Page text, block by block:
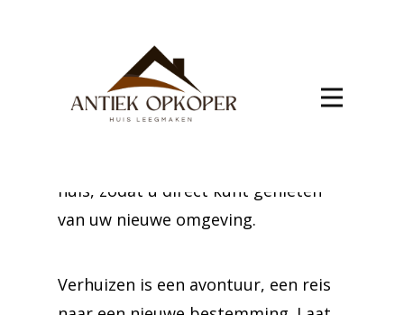
Verhuis met vertrouwen naar
Abolens dankzij onze deskundige
service. We pakken alles zorgvuldig
huis, zodat u direct kunt genieten
van uw nieuwe omgeving.
Verhuizen is een avontuur, een reis